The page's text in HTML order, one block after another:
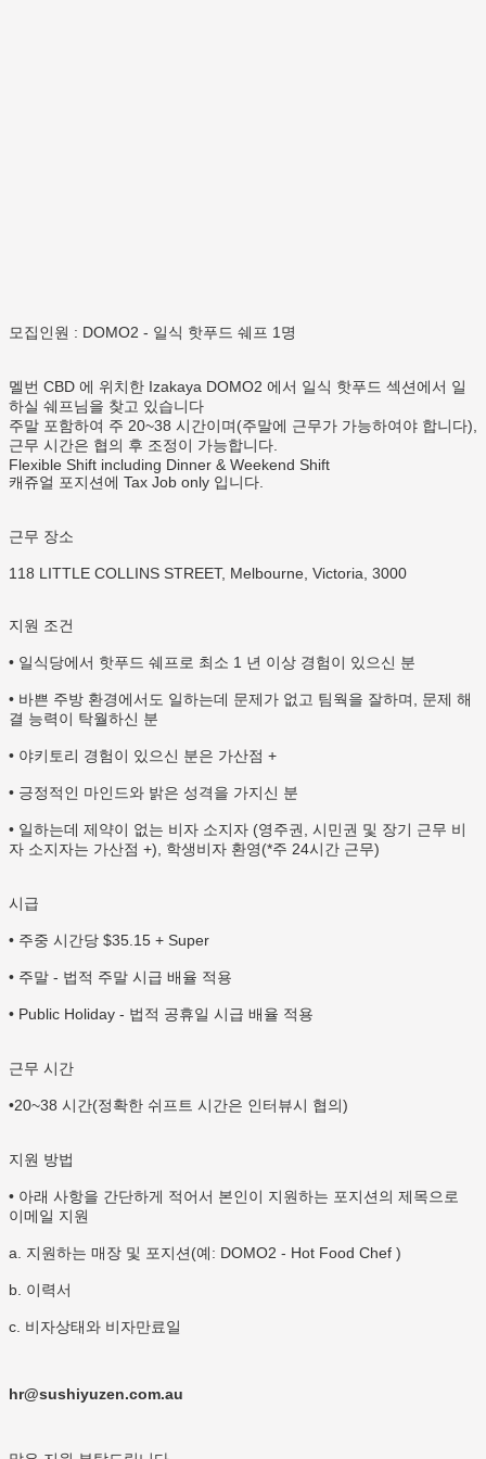
모집인원 : DOMO2 - 일식 핫푸드 쉐프 1명
멜번 CBD 에 위치한 Izakaya DOMO2 에서 일식 핫푸드 섹션에서 일
하실 쉐프님을 찾고 있습니다
주말 포함하여 주 20~38 시간이며(주말에 근무가 가능하여야 합니다),
근무 시간은 협의 후 조정이 가능합니다.
Flexible Shift including Dinner & Weekend Shift
캐쥬얼 포지션에 Tax Job only 입니다.
근무 장소
118 LITTLE COLLINS STREET, Melbourne, Victoria, 3000
지원 조건
• 일식당에서 핫푸드 쉐프로 최소 1 년 이상 경험이 있으신 분
• 바쁜 주방 환경에서도 일하는데 문제가 없고 팀웍을 잘하며, 문제 해
결 능력이 탁월하신 분
• 야키토리 경험이 있으신 분은 가산점 +
• 긍정적인 마인드와 밝은 성격을 가지신 분
• 일하는데 제약이 없는 비자 소지자 (영주권, 시민권 및 장기 근무 비
자 소지자는 가산점 +), 학생비자 환영(*주 24시간 근무)
시급
• 주중 시간당 $35.15 + Super
• 주말 - 법적 주말 시급 배율 적용
• Public Holiday - 법적 공휴일 시급 배율 적용
근무 시간
•20~38 시간(정확한 쉬프트 시간은 인터뷰시 협의)
지원 방법
• 아래 사항을 간단하게 적어서 본인이 지원하는 포지션의 제목으로
이메일 지원
a. 지원하는 매장 및 포지션(예: DOMO2 - Hot Food Chef )
b. 이력서
c. 비자상태와 비자만료일
hr@sushiyuzen.com.au